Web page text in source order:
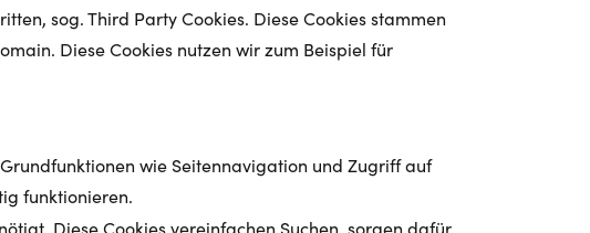
sog. Third Party Cookies. Diese Cookies stammen
Diese Cookies nutzen wir zum Beispiel für
wie Seitennavigation und Zugriff auf
funktionieren.
Diese Cookies vereinfachen Suchen, sorgen dafür,